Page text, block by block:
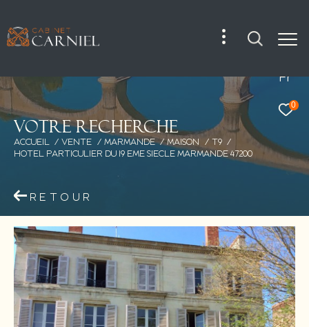
Fr
0
Votre recherche
ACCUEIL VENTE MARMANDE MAISON
T9
HOTEL PARTICULIER DU 19 EME SIECLE MARMANDE 47200
RETOUR